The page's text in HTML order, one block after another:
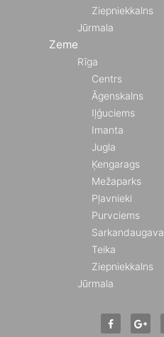
Ziepniekkalns
Jūrmala
Zeme
Rīga
Centrs
Āgenskalns
Iļģuciems
Imanta
Jugla
Ķengarags
Mežaparks
Pļavnieki
Purvciems
Sarkandaugava
Teika
Ziepniekkalns
Jūrmala